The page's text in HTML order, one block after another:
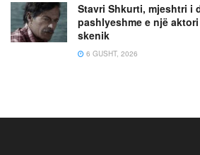
Stavri Shkurti, mjeshtri i
pashlyeshme e një
skenik
6 GUSHT, 2026